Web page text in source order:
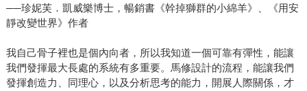
──珍妮芙．凱威樂博士，暢銷書《幹掉獅群的小綿羊》、《用安
靜改變世界》作者
我自己骨子裡也是個內向者，所以我知道一個可靠有彈性，能讓
我們發揮最大長處的系統有多重要。馬修設計的流程，能讓我們
發揮創造力、同理心，以及分析思考的能力，開展人際關係，才